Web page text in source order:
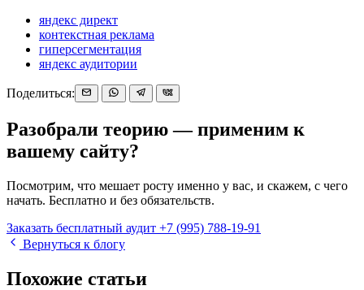
яндекс директ
контекстная реклама
гиперсегментация
яндекс аудитории
Поделиться:
Разобрали теорию — применим к
вашему сайту?
Посмотрим, что мешает росту именно у вас, и скажем, с чего
начать. Бесплатно и без обязательств.
Заказать бесплатный аудит +7 (995) 788-19-91
Вернуться к блогу
Похожие статьи